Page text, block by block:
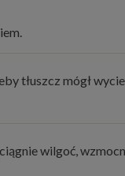
tłuszcz mógł
wilgoć,